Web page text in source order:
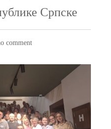
Српске
comment